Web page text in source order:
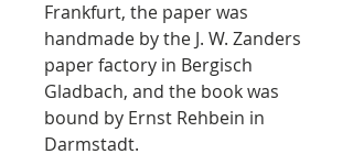
Frankfurt, the paper was
handmade by the J. W. Zanders
paper factory in Bergisch
Gladbach, and the book was
bound by Ernst Rehbein in
Darmstadt.